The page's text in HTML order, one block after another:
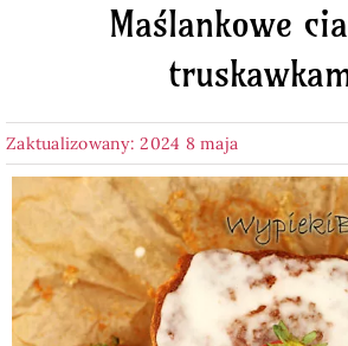
Maślankowe
Zaktualizowany: 2024 8 maja